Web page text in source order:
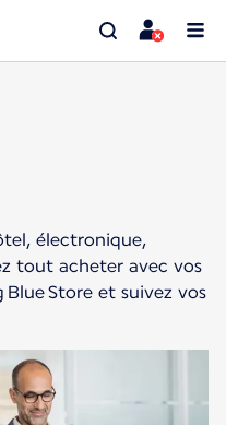
électronique,
tout acheter avec vos
Blue Store et suivez vos